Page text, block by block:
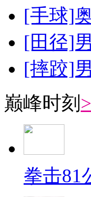
[手球]
[田径]
[摔跤]
巅峰时刻
拳击81